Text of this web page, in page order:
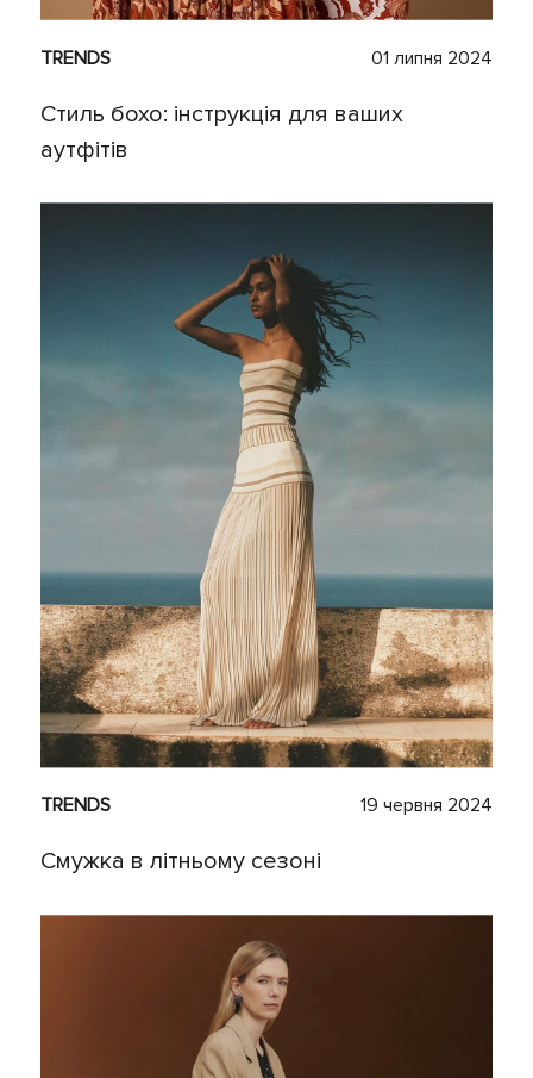
TRENDS 01 липня 2024
Стиль бохо: інструкція для ваших
аутфітів
TRENDS 19 червня 2024
Смужка в літньому сезоні